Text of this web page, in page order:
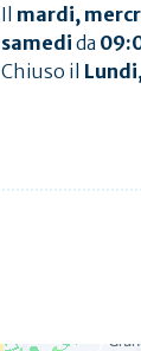
Il mardi,
samedi da
Chiuso il